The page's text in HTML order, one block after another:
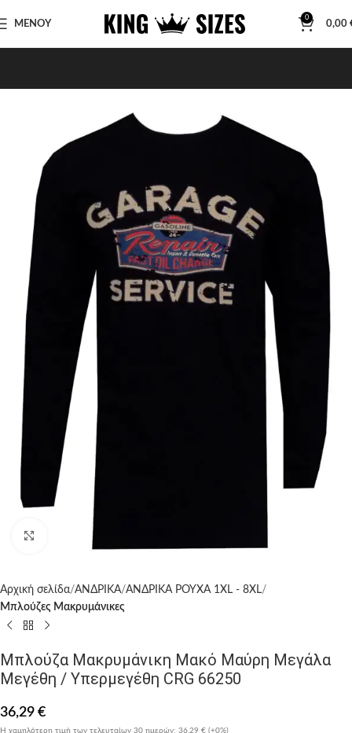
ΜΕΝΟΥ
0
0,00
Click to enlarge
Αρχική σελίδα ΑΝΔΡΙΚΑ ΑΝΔΡΙΚΑ ΡΟΥΧΑ 1XL - 8XL
Μπλούζες Μακρυμάνικες
Μπλούζα Μακρυμάνικη Μακό Μαύρη Μεγάλα
Μεγέθη / Υπερμεγέθη CRG 66250
36,29 €
Η χαμηλότερη τιμή των τελευταίων 30 ημερών: 36,29 € (+0%)